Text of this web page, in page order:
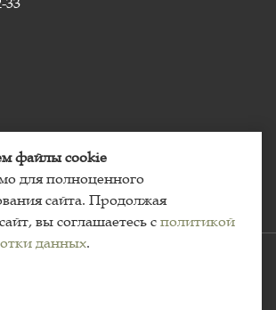
Florseason, сеть цветочных салонов.
файлы cookie
для полноценного
сайта. Продолжая
вы соглашаетесь с политикой
данных.